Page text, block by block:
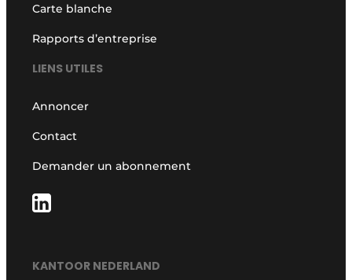
Carte blanche
Rapports d’entreprise
LIENS UTILES
Annoncer
Contact
Demander un abonnement
KANTOOR NEDERLAND